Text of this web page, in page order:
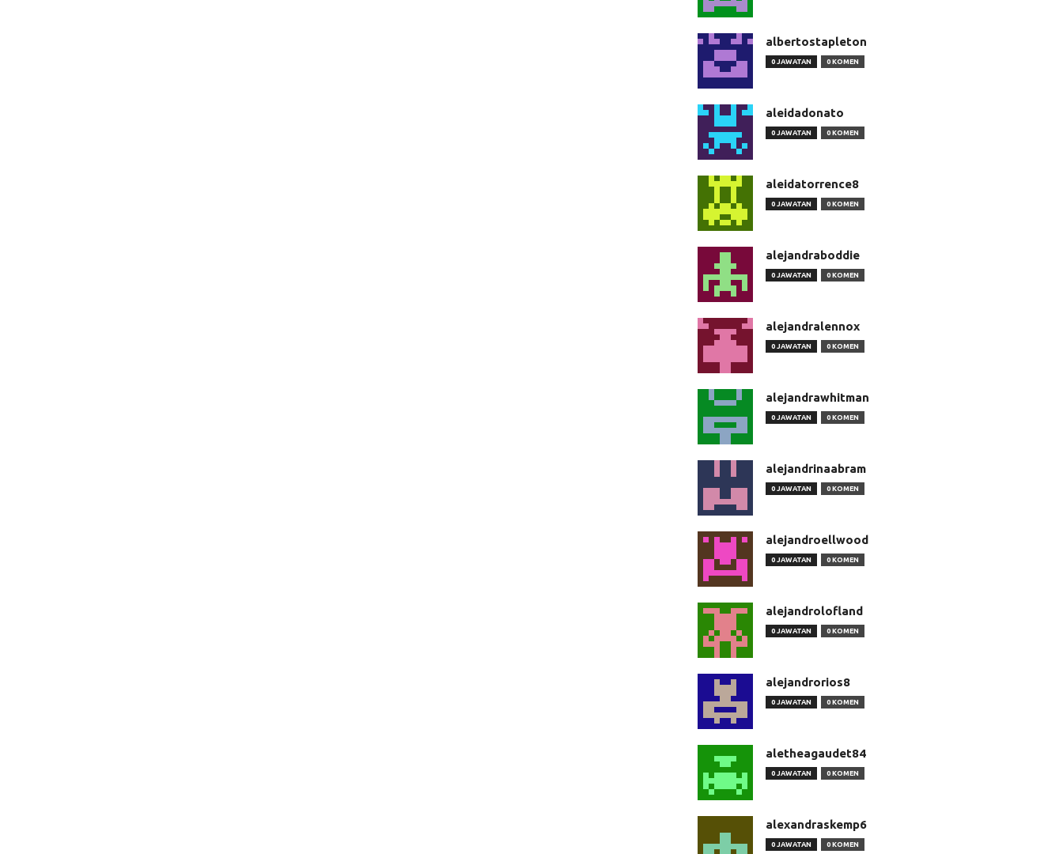
albertostapleton
0 JAWATAN 0 KOMEN
aleidadonato
0 JAWATAN 0 KOMEN
aleidatorrence8
0 JAWATAN 0 KOMEN
alejandraboddie
0 JAWATAN 0 KOMEN
alejandralennox
0 JAWATAN 0 KOMEN
alejandrawhitman
0 JAWATAN 0 KOMEN
alejandrinaabram
0 JAWATAN 0 KOMEN
alejandroellwood
0 JAWATAN 0 KOMEN
alejandrolofland
0 JAWATAN 0 KOMEN
alejandrorios8
0 JAWATAN 0 KOMEN
aletheagaudet84
0 JAWATAN 0 KOMEN
alexandraskemp6
0 JAWATAN 0 KOMEN